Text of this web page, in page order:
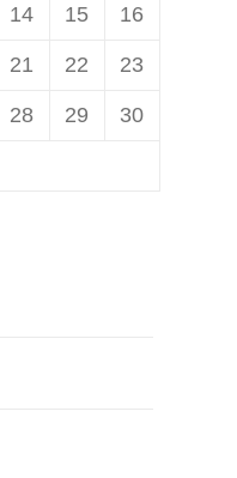
14 15 16
21 22 23
28 29 30